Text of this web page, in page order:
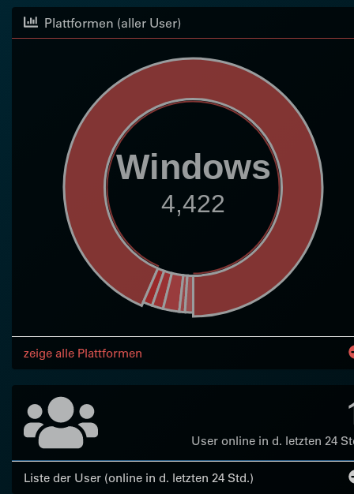
Plattformen (aller User)
Windows
4,422
zeige alle Plattformen
User online in d. letzten 24
Liste der User (online in d. letzten 24 Std.)